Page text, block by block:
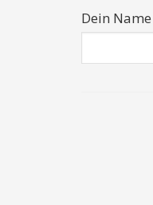
Dein Name